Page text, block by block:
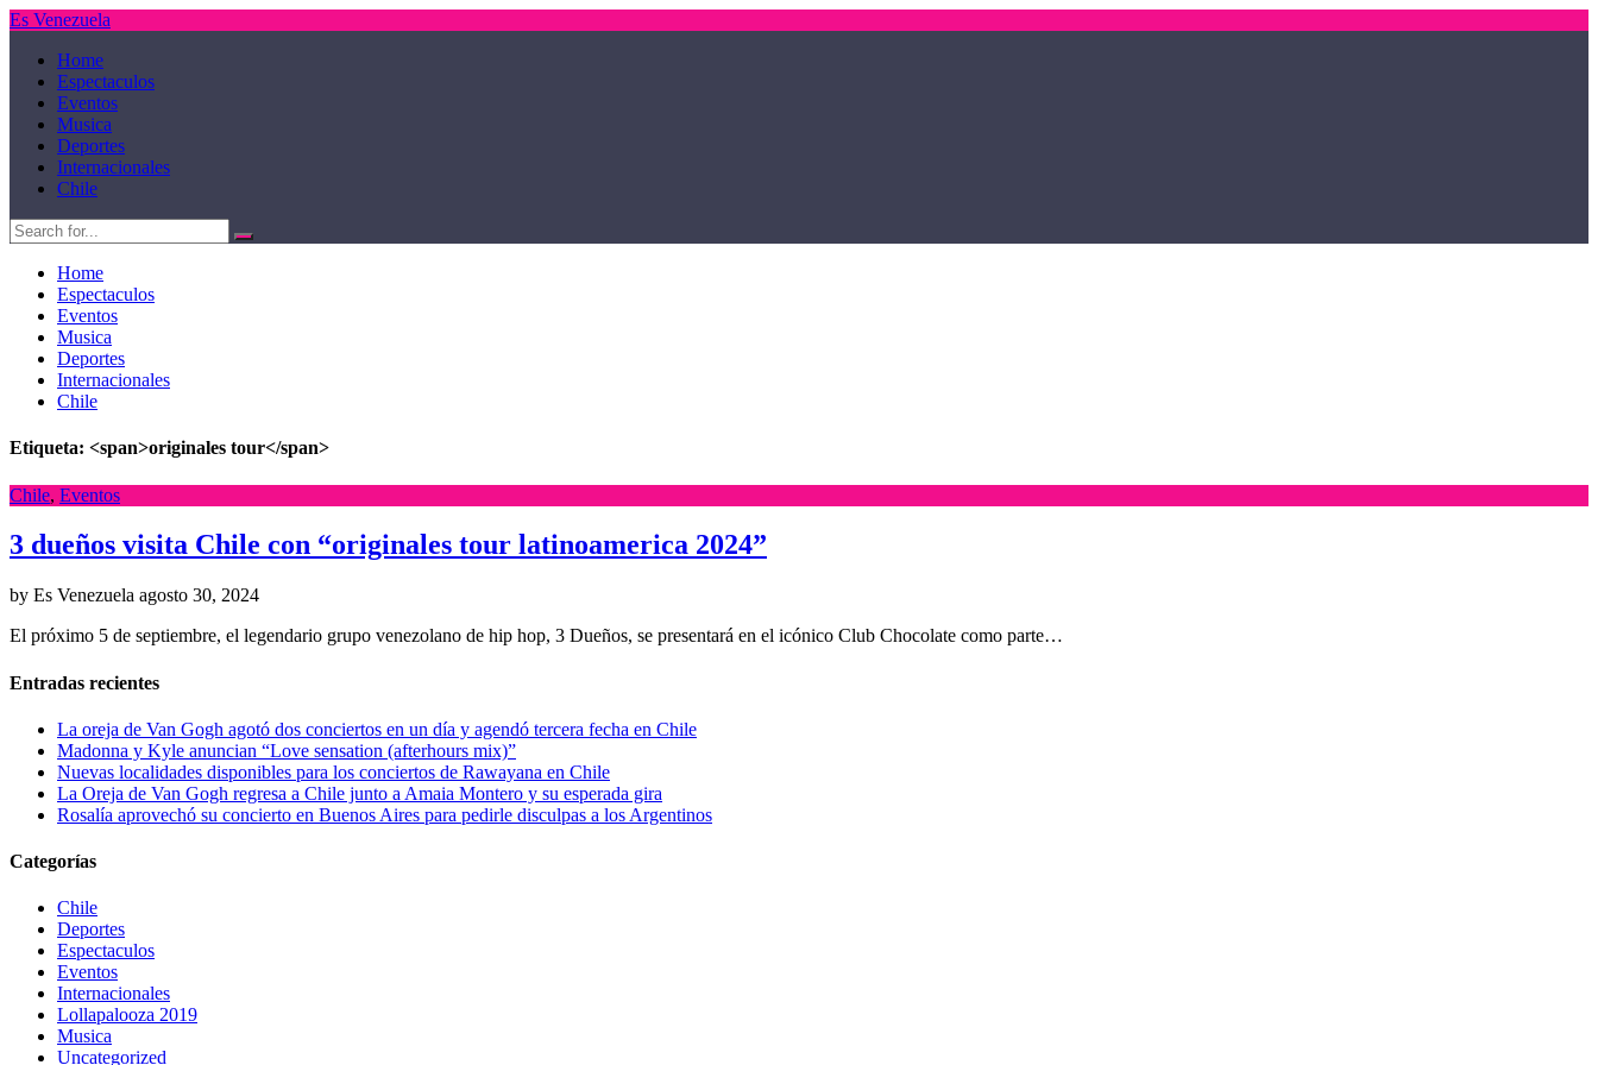
Es Venezuela
Home
Espectaculos
Eventos
Musica
Deportes
Internacionales
Chile
Home
Espectaculos
Eventos
Musica
Deportes
Internacionales
Chile
Etiqueta: <span>originales tour</span>
Chile, Eventos
3 dueños visita Chile con “originales tour latinoamerica 2024”
by Es Venezuela agosto 30, 2024
El próximo 5 de septiembre, el legendario grupo venezolano de hip hop, 3 Dueños, se presentará en el icónico Club Chocolate como parte…
Entradas recientes
La oreja de Van Gogh agotó dos conciertos en un día y agendó tercera fecha en Chile
Madonna y Kyle anuncian “Love sensation (afterhours mix)”
Nuevas localidades disponibles para los conciertos de Rawayana en Chile
La Oreja de Van Gogh regresa a Chile junto a Amaia Montero y su esperada gira
Rosalía aprovechó su concierto en Buenos Aires para pedirle disculpas a los Argentinos
Categorías
Chile
Deportes
Espectaculos
Eventos
Internacionales
Lollapalooza 2019
Musica
Uncategorized